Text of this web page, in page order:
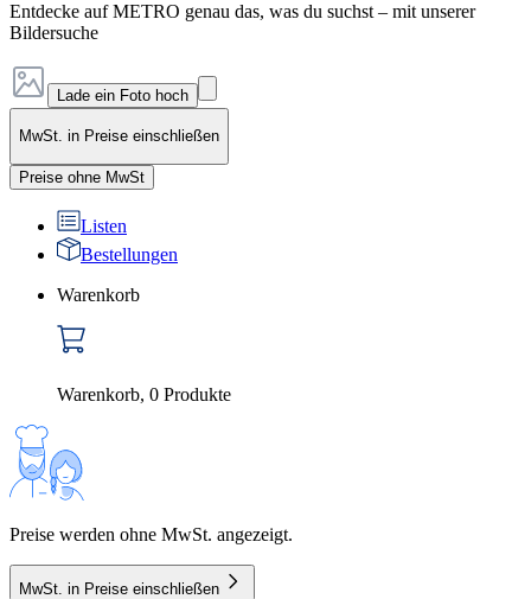
Entdecke auf METRO genau das, was du suchst – mit unserer
Bildersuche
Lade ein Foto hoch
MwSt. in Preise einschließen
Preise ohne MwSt
Listen
Bestellungen
Warenkorb
Warenkorb, 0 Produkte
Preise werden ohne MwSt. angezeigt.
MwSt. in Preise einschließen